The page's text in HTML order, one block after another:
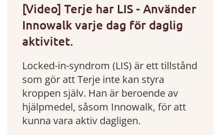
[Video] Terje har LIS - Använder
Innowalk varje dag för daglig
aktivitet.
Locked-in-syndrom (LIS) är ett tillstånd
som gör att Terje inte kan styra
kroppen själv. Han är beroende av
hjälpmedel, såsom Innowalk, för att
kunna vara aktiv dagligen.